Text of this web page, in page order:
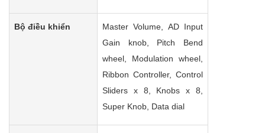
Bộ điều khiển
Master Volume, AD Input
Gain knob, Pitch Bend
wheel, Modulation wheel,
Ribbon Controller, Control
Sliders x 8, Knobs x 8,
Super Knob, Data dial